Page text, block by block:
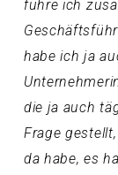
führe ich
habe ich ja
die ja auch
Frage
da habe, es